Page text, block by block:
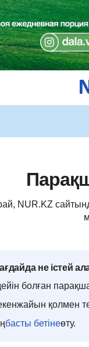
NUR.KZ
не істей
болған
қолмен
басты бетінеөту.